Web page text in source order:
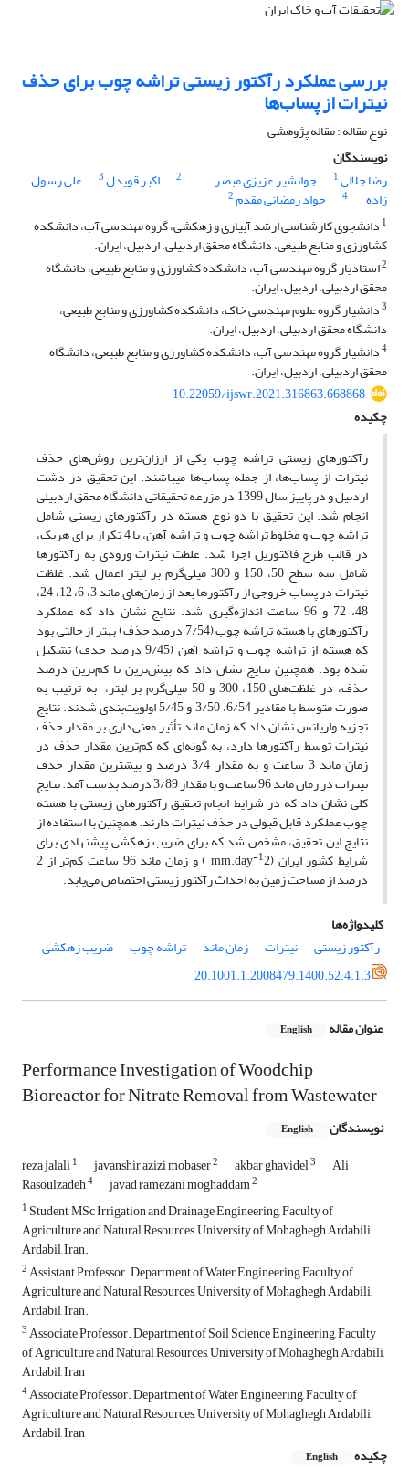
بررسی عملکرد رآکتور زیستی تراشه چوب برای حذف
نیترات از پساب‌ها
نوع مقاله : مقاله پژوهشی
نویسندگان
رضا جلالی1 جوانشیر عزیزی مبصر 2 اکبر قویدل3 علی رسول
زاده 4 جواد رمضانی مقدم2
1 دانشجوی کارشناسی ارشد آبیاری و زهکشی، گروه مهندسی آب، دانشکده
کشاورزی و منابع طبیعی، دانشگاه محقق اردبیلی، اردبیل، ایران.
2استادیار گروه مهندسی آب، دانشکده کشاورزی و منابع طبیعی، دانشگاه
محقق اردبیلی، اردبیل، ایران.
3دانشیار گروه علوم مهندسی خاک، دانشکده کشاورزی و منابع طبیعی،
دانشگاه محقق اردبیلی، اردبیل، ایران.
4دانشیار گروه مهندسی آب، دانشکده کشاورزی و منابع طبیعی، دانشگاه
محقق اردبیلی، اردبیل، ایران.
10.22059/ijswr.2021.316863.668868
چکیده
رآکتورهای زیستی تراشه چوب یکی از ارزان‌ترین روش‌های حذف
نیترات از پساب‌ها، از جمله پساب‌ها می‎باشند. این تحقیق در دشت
اردبیل و در پاییز سال 1399 در مزرعه تحقیقاتی دانشگاه محقق اردبیلی
انجام شد. این تحقیق با دو نوع هسته در رآکتورهای زیستی شامل
تراشه چوب و مخلوط تراشه چوب و تراشه آهن، با 4 تکرار برای هریک،
در قالب طرح فاکتوریل اجرا شد. غلظت نیترات ورودی به رآکتورها
شامل سه سطح 50، 150 و 300 میلی‌گرم بر لیتر اعمال شد. غلظت
نیترات در پساب خروجی از رآکتورها بعد از زمان‌های ماند 3، 6، 12، 24،
48، 72 و 96 ساعت اندازه‌گیری شد. نتایج نشان داد که عملکرد
رآکتورهای با هسته تراشه چوب (7/54 درصد حذف) بهتر از حالتی بود
که هسته از تراشه چوب و تراشه آهن (9/45 درصد حذف) تشکیل
شده بود. همچنین نتایج نشان داد که بیش‌ترین تا کم‌ترین درصد
حذف، در غلظت‌های 150، 300 و 50 میلی‌گرم بر لیتر، به ترتیب به
صورت متوسط با مقادیر 6/54، 3/50 و 5/45 اولویت‌بندی شدند. نتایج
تجزیه واریانس نشان داد که زمان ماند تأثیر معنی‌داری بر مقدار حذف
نیترات توسط رآکتورها دارد، به گونه‌ای که کم‌ترین مقدار حذف در
زمان ماند 3 ساعت و به مقدار 3/4 درصد و بیش‎ترین مقدار حذف
نیترات در زمان ماند 96 ساعت و با مقدار 3/89 درصد بدست آمد. نتایج
کلی نشان داد که در شرایط انجام تحقیق رآکتورهای زیستی با هسته
چوب عملکرد قابل قبولی در حذف نیترات دارند. همچنین با استفاده از
نتایج این تحقیق، مشخص شد که برای ضریب زهکشی پیشنهادی برای
شرایط کشور ایران (mm.day -1 2 ) و زمان ماند 96 ساعت کم‌تر از 2
درصد از مساحت زمین به احداث رآکتور زیستی اختصاص می‌یابد.
کلیدواژه‌ها
رآکتور زیستی
نیترات زمان ماند تراشه چوب
ضریب زهکشی
20.1001.1.2008479.1400.52.4.1.3
عنوان مقاله English
Performance Investigation of Woodchip
Bioreactor for Nitrate Removal from Wastewater
نویسندگان English
reza jalali1 javanshir azizi mobaser2 akbar ghavidel3 Ali
Rasoulzadeh4 javad ramezani moghaddam2
1 Student, MSc Irrigation and Drainage Engineering, Faculty of
Agriculture and Natural Resources, University of Mohaghegh Ardabili,
Ardabil, Iran.
2Assistant Professor. Department of Water Engineering Faculty of
Agriculture and Natural Resources, University of Mohaghegh Ardabili,
Ardabil, Iran.
3Associate Professor. Department of Soil Science Engineering, Faculty
of Agriculture and Natural Resources, University of Mohaghegh Ardabili,
Ardabil, Iran
4Associate Professor. Department of Water Engineering, Faculty of
Agriculture and Natural Resources, University of Mohaghegh Ardabili,
Ardabil, Iran
چکیده
English